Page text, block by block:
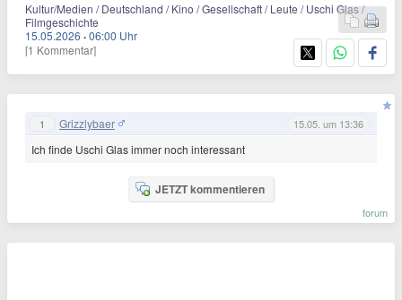
Kultur/Medien / Deutschland / Kino / Gesellschaft / Leute / Uschi Glas /
Filmgeschichte
15.05.2026 ·06:00 Uhr
[1 Kommentar]
1 Grizzlybaer 15.05. um 13:36
Ich finde Uschi Glas immer noch interessant
JETZT kommentieren
forum